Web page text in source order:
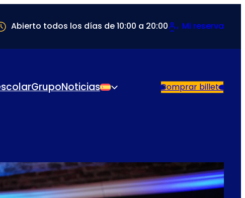
Abierto todos los días de 10:00 a 20:00 Mi reserva
GrupoNoticias Español Comprar billete